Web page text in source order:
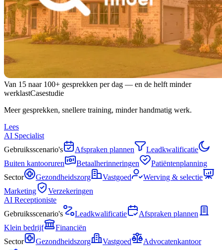
Van 15 naar 100+ gesprekken per dag — en de helft minder
werklastCasestudie
Meer gesprekken, snellere training, minder handmatig werk.
Lees
AI Specialist
Gebruiksscenario's
Afspraken plannen
Leadkwalificatie
Buiten kantooruren
Betaalherinneringen
Patiëntenplanning
Sector
Gezondheidszorg Vastgoed
Werving & selectie
Marketing
Verzekeringen
AI Receptioniste
Gebruiksscenario's
Leadkwalificatie
Afspraken plannen
Klein bedrijf
Financiën
Sector
Gezondheidszorg Vastgoed Advocatenkantoor